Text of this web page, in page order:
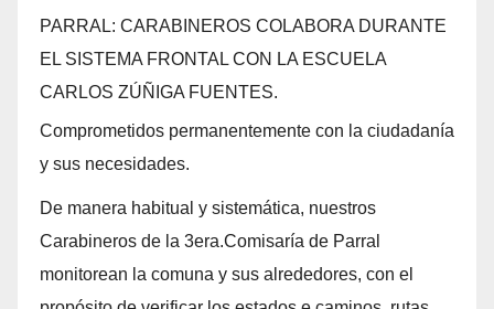
PARRAL: CARABINEROS COLABORA DURANTE
EL SISTEMA FRONTAL CON LA ESCUELA
CARLOS ZÚÑIGA FUENTES.
Comprometidos permanentemente con la ciudadanía
y sus necesidades.
De manera habitual y sistemática, nuestros
Carabineros de la 3era.Comisaría de Parral
monitorean la comuna y sus alrededores, con el